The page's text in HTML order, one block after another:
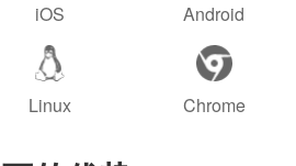
iOS Android
Linux Chrome